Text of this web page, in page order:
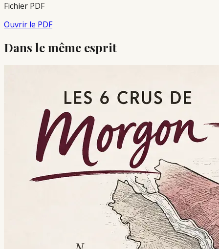
Fichier PDF
Ouvrir le PDF
Dans le même esprit